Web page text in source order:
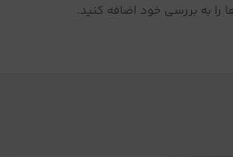
را به بررسی خود اضافه کنید.